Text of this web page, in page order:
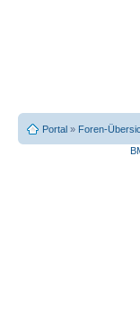
Portal » Foren-